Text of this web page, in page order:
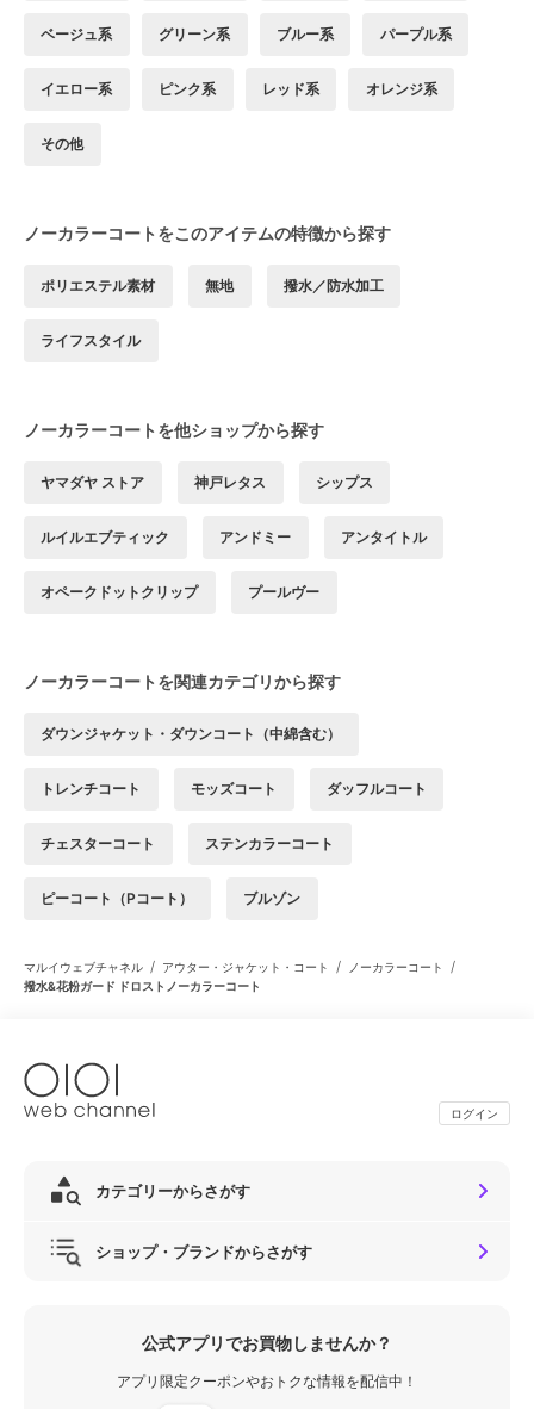
ベージュ系 グリーン系 ブルー系 パープル系
イエロー系 ピンク系 レッド系 オレンジ系
その他
ノーカラーコートをこのアイテムの特徴から探す
ポリエステル素材 無地 撥水／防水加工
ライフスタイル
ノーカラーコートを他ショップから探す
ヤマダヤ ストア 神戸レタス シップス
ルイルエブティック アンドミー アンタイトル
オペークドットクリップ プールヴー
ノーカラーコートを関連カテゴリから探す
ダウンジャケット・ダウンコート（中綿含む）
トレンチコート モッズコート ダッフルコート
チェスターコート ステンカラーコート
ピーコート（Pコート） ブルゾン
マルイウェブチャネル / アウター・ジャケット・コート / ノーカラーコート /
撥水&花粉ガード ドロストノーカラーコート
ログイン
カテゴリーからさがす
ショップ・ブランドからさがす
公式アプリでお買物しませんか？
アプリ限定クーポンやおトクな情報を配信中！